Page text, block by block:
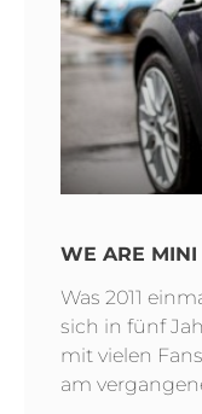
WE ARE MINI
Was 2011
sich in fünf
mit vielen
am